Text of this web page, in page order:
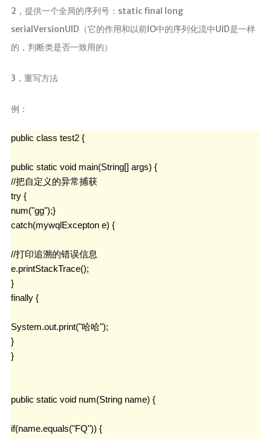
2，提供一个全局的序列号：static final long
serialVersionUID（它的作用和以前IO中的序列化流中UID是一样
的，判断类是否一致用的）
3，重写方法
例：
public class test2 {
public static void main(String[] args) {
//把自定义的异常捕获
try {
num("gg");}
catch(mywqlExcepton e) {
//打印追溯的错误信息
e.printStackTrace();
}
finally {
System.out.print("哈哈");
}
}
public static void num(String name) {
if(name.equals("FQ")) {